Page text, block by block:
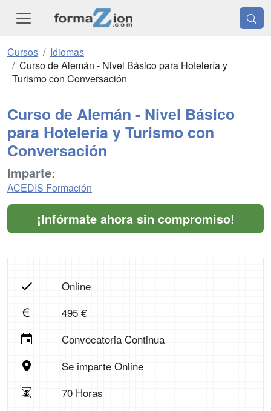
Cursos
Idiomas
Curso de Alemán - Nivel Básico para Hotelería y
Turismo con Conversación
Curso de Alemán - Nivel Básico
para Hotelería y Turismo con
Conversación
Imparte:
ACEDIS Formación
¡Infórmate ahora sin compromiso!
Online
495 €
Convocatoria Continua
Se imparte Online
70 Horas